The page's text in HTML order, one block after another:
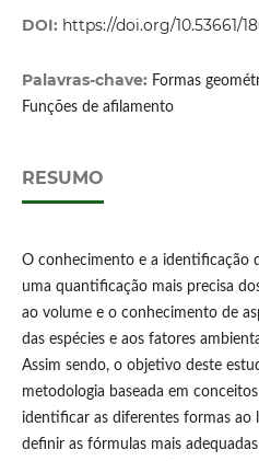
DOI: https://doi.org/10.53661/
Palavras-chave: Formas
Funções de afilamento
RESUMO
O conhecimento e a identificação
uma quantificação mais precisa
ao volume e o conhecimento de
das espécies e aos fatores
Assim sendo, o objetivo deste
metodologia baseada em
identificar as diferentes formas ao
definir as fórmulas mais